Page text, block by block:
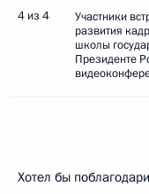
4 из 4
Участники
развития
школы
Президенте
Хотел бы